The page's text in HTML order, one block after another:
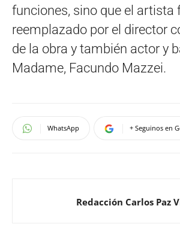
funciones, sino que el artista
reemplazado por el director
de la obra y también actor y
Madame, Facundo Mazzei.
WhatsApp + Seguinos en
Redacción Carlos Paz